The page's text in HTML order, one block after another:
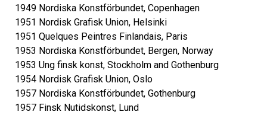
1949 Nordiska Konstförbundet, Copenhagen
1951 Nordisk Grafisk Union, Helsinki
1951 Quelques Peintres Finlandais, Paris
1953 Nordiska Konstförbundet, Bergen, Norway
1953 Ung finsk konst, Stockholm and Gothenburg
1954 Nordisk Grafisk Union, Oslo
1957 Nordiska Konstförbundet, Gothenburg
1957 Finsk Nutidskonst, Lund